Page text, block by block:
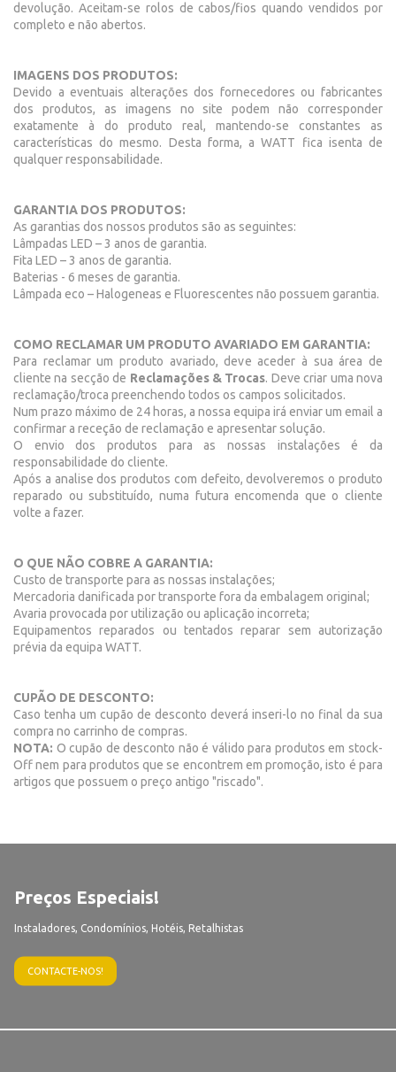
devolução. Aceitam-se rolos de cabos/fios quando vendidos por
completo e não abertos.
IMAGENS DOS PRODUTOS:
Devido a eventuais alterações dos fornecedores ou fabricantes
dos produtos, as imagens no site podem não corresponder
exatamente à do produto real, mantendo-se constantes as
características do mesmo. Desta forma, a WATT fica isenta de
qualquer responsabilidade.
GARANTIA DOS PRODUTOS:
As garantias dos nossos produtos são as seguintes:
Lâmpadas LED – 3 anos de garantia.
Fita LED – 3 anos de garantia.
Baterias - 6 meses de garantia.
Lâmpada eco – Halogeneas e Fluorescentes não possuem garantia.
COMO RECLAMAR UM PRODUTO AVARIADO EM GARANTIA:
Para reclamar um produto avariado, deve aceder à sua área de
cliente na secção de Reclamações & Trocas. Deve criar uma nova
reclamação/troca preenchendo todos os campos solicitados.
Num prazo máximo de 24 horas, a nossa equipa irá enviar um email a
confirmar a receção de reclamação e apresentar solução.
O envio dos produtos para as nossas instalações é da
responsabilidade do cliente.
Após a analise dos produtos com defeito, devolveremos o produto
reparado ou substituído, numa futura encomenda que o cliente
volte a fazer.
O QUE NÃO COBRE A GARANTIA:
Custo de transporte para as nossas instalações;
Mercadoria danificada por transporte fora da embalagem original;
Avaria provocada por utilização ou aplicação incorreta;
Equipamentos reparados ou tentados reparar sem autorização
prévia da equipa WATT.
CUPÃO DE DESCONTO:
Caso tenha um cupão de desconto deverá inseri-lo no final da sua
compra no carrinho de compras.
NOTA: O cupão de desconto não é válido para produtos em stock-
Off nem para produtos que se encontrem em promoção, isto é para
artigos que possuem o preço antigo "riscado".
Preços Especiais!
Instaladores, Condomínios, Hotéis, Retalhistas
CONTACTE-NOS!